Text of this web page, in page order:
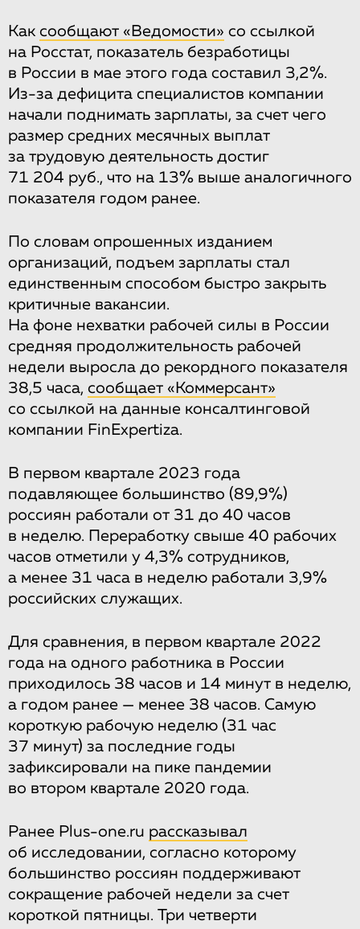
Как сообщают «Ведомости» со ссылкой
на Росстат, показатель безработицы
в России в мае этого года составил 3,2%.
Из-за дефицита специалистов компании
начали поднимать зарплаты, за счет чего
размер средних месячных выплат
за трудовую деятельность достиг
71 204 руб., что на 13% выше аналогичного
показателя годом ранее.
По словам опрошенных изданием
организаций, подъем зарплаты стал
единственным способом быстро закрыть
критичные вакансии.
На фоне нехватки рабочей силы в России
средняя продолжительность рабочей
недели выросла до рекордного показателя
38,5 часа, сообщает «Коммерсант»
со ссылкой на данные консалтинговой
компании FinExpertiza.
В первом квартале 2023 года
подавляющее большинство (89,9%)
россиян работали от 31 до 40 часов
в неделю. Переработку свыше 40 рабочих
часов отметили у 4,3% сотрудников,
а менее 31 часа в неделю работали 3,9%
российских служащих.
Для сравнения, в первом квартале 2022
года на одного работника в России
приходилось 38 часов и 14 минут в неделю,
а годом ранее — менее 38 часов. Самую
короткую рабочую неделю (31 час
37 минут) за последние годы
зафиксировали на пике пандемии
во втором квартале 2020 года.
Ранее Plus-one.ru рассказывал
об исследовании, согласно которому
большинство россиян поддерживают
сокращение рабочей недели за счет
короткой пятницы. Три четверти